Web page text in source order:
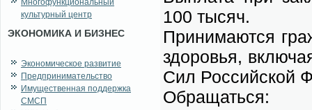
Многофункциональный
культурный центр
ЭКОНОМИКА И БИЗНЕС
Экономическое развитие
Предпринимательство
Имущественная поддержка
СМСП
100 ты­сяч.
При­ни­ма­ют­ся
здо­ро­вья,
Сил Рос­сий­ской
Об­ра­щать­ся: